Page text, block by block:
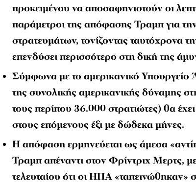
προκειμένου να αποσαφηνιστούν οι
παράμετροι της απόφασης Τραμπ για
στρατευμάτων, τονίζοντας ταυτόχρονα
επενδύσει περισσότερο στη δική της
Σύμφωνα με το αμερικανικό Υπουργείο
της συνολικής αμερικανικής δύναμης
τους περίπου 36.000 στρατιώτες) θα
στους επόμενους έξι με δώδεκα μήνες.
Η απόφαση ερμηνεύεται ως άμεσα
Τραμπ απέναντι στον Φρίντριχ Μερτς,
τελευταίου ότι οι ΗΠΑ «ταπεινώθηκαν»